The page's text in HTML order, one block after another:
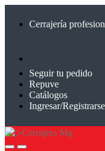
Cerrajería
Seguir tu pedido
Repuve
Catálogos
Ingresar/Registrarse